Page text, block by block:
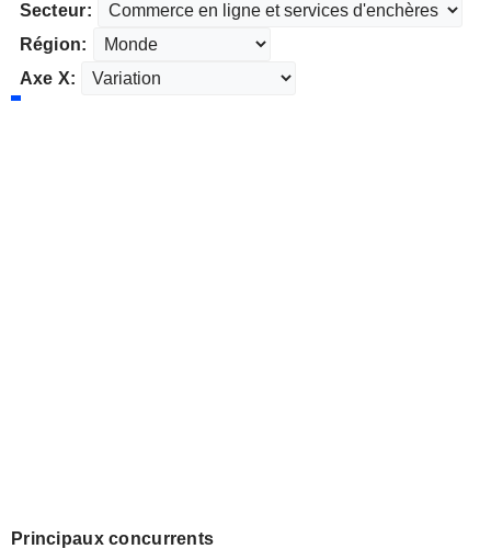
Secteur:
Région:
Axe X:
Principaux concurrents